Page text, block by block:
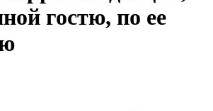
гостю, по ее